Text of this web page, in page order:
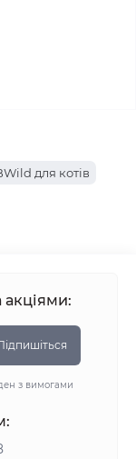
для котів
акціями:
з вимогами